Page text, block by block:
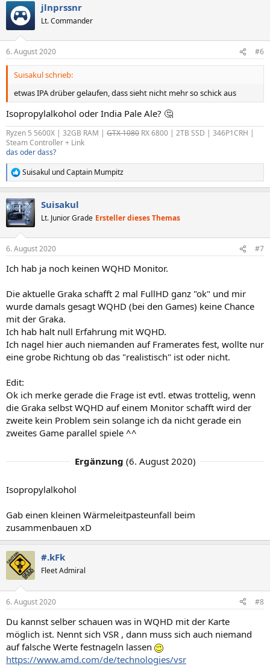
k
t
e
n
jlnprssnr
Lt. Commander
6. August 2020 #6
Suisakul schrieb:
etwas IPA drüber gelaufen, dass sieht nicht mehr so schick aus
Isopropylalkohol oder India Pale Ale? 🤔
Ryzen 5 5600X | 32GB RAM | GTX 1080 RX 6800 | 2TB SSD | 346P1CRH |
Steam Controller + Link
das oder dass?
R
e
k
t
i
e
:
Suisakul undCaptain Mumpitz
Suisakul
Lt. Junior Grade Ersteller dieses Themas
6. August 2020 #7
Ich hab ja noch keinen WQHD Monitor.
Die aktuelle Graka schafft 2 mal FullHD ganz "ok" und mir
wurde damals gesagt WQHD (bei den Games) keine Chance
mit der Graka.
Ich hab halt null Erfahrung mit WQHD.
Ich nagel hier auch niemanden auf Framerates fest, wollte nur
eine grobe Richtung ob das "realistisch" ist oder nicht.
Edit:
Ok ich merke gerade die Frage ist evtl. etwas trottelig, wenn
die Graka selbst WQHD auf einem Monitor schafft wird der
zweite kein Problem sein solange ich da nicht gerade ein
zweites Game parallel spiele ^^
Ergänzung (6. August 2020)
Isopropylalkohol
Gab einen kleinen Wärmeleitpasteunfall beim
zusammenbauen xD
#.kFk
Fleet Admiral
6. August 2020 #8
Du kannst selber schauen was in WQHD mit der Karte
möglich ist. Nennt sich VSR , dann muss sich auch niemand
auf falsche Werte festnageln lassen
https://www.amd.com/de/technologies/vsr